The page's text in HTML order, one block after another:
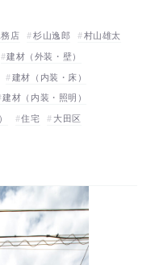
店 杉山逸郎
村山雄太
建材（外装・壁）
建材（内装・床）
建材（内装・照明）
住宅
大田区